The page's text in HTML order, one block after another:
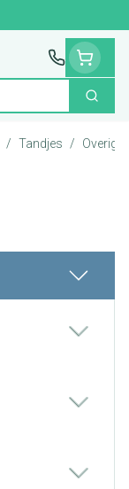
Zoek
/ Tandjes / Overige